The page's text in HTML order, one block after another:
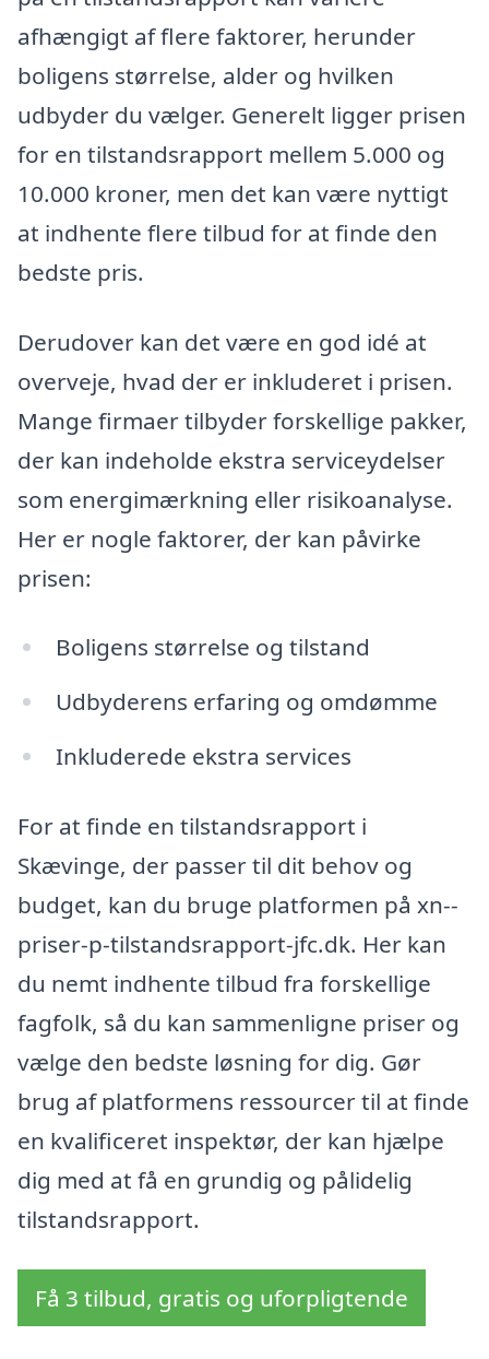
afhængigt af flere faktorer, herunder
boligens størrelse, alder og hvilken
udbyder du vælger. Generelt ligger prisen
for en tilstandsrapport mellem 5.000 og
10.000 kroner, men det kan være nyttigt
at indhente flere tilbud for at finde den
bedste pris.
Derudover kan det være en god idé at
overveje, hvad der er inkluderet i prisen.
Mange firmaer tilbyder forskellige pakker,
der kan indeholde ekstra serviceydelser
som energimærkning eller risikoanalyse.
Her er nogle faktorer, der kan påvirke
prisen:
Boligens størrelse og tilstand
Udbyderens erfaring og omdømme
Inkluderede ekstra services
For at finde en tilstandsrapport i
Skævinge, der passer til dit behov og
budget, kan du bruge platformen på xn--
priser-p-tilstandsrapport-jfc.dk. Her kan
du nemt indhente tilbud fra forskellige
fagfolk, så du kan sammenligne priser og
vælge den bedste løsning for dig. Gør
brug af platformens ressourcer til at finde
en kvalificeret inspektør, der kan hjælpe
dig med at få en grundig og pålidelig
tilstandsrapport.
Få 3 tilbud, gratis og uforpligtende